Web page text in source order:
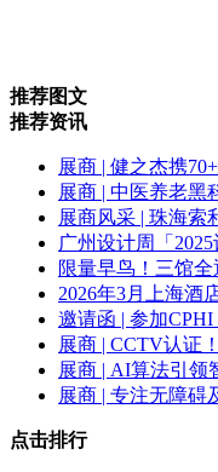
推荐图文
推荐资讯
展商 | 健之杰携
展商 | 中医养老黑
展商风采 | 珠海索
广州设计周「
限量早鸟！三馆
2026年3月上海酒
邀请函 | 参加
展商 | CCTV认证
展商 | AI算法引领
展商 | 专注无障碍
点击排行